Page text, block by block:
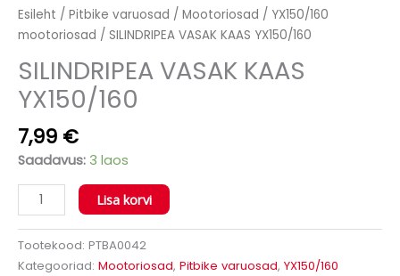
Esileht / Pitbike varuosad / Mootoriosad / YX150/160
mootoriosad / SILINDRIPEA VASAK KAAS YX150/160
SILINDRIPEA VASAK KAAS
YX150/160
7,99 €
Saadavus: 3 laos
Lisa korvi
Tootekood: PTBA0042
Kategooriad: Mootoriosad, Pitbike varuosad, YX150/160